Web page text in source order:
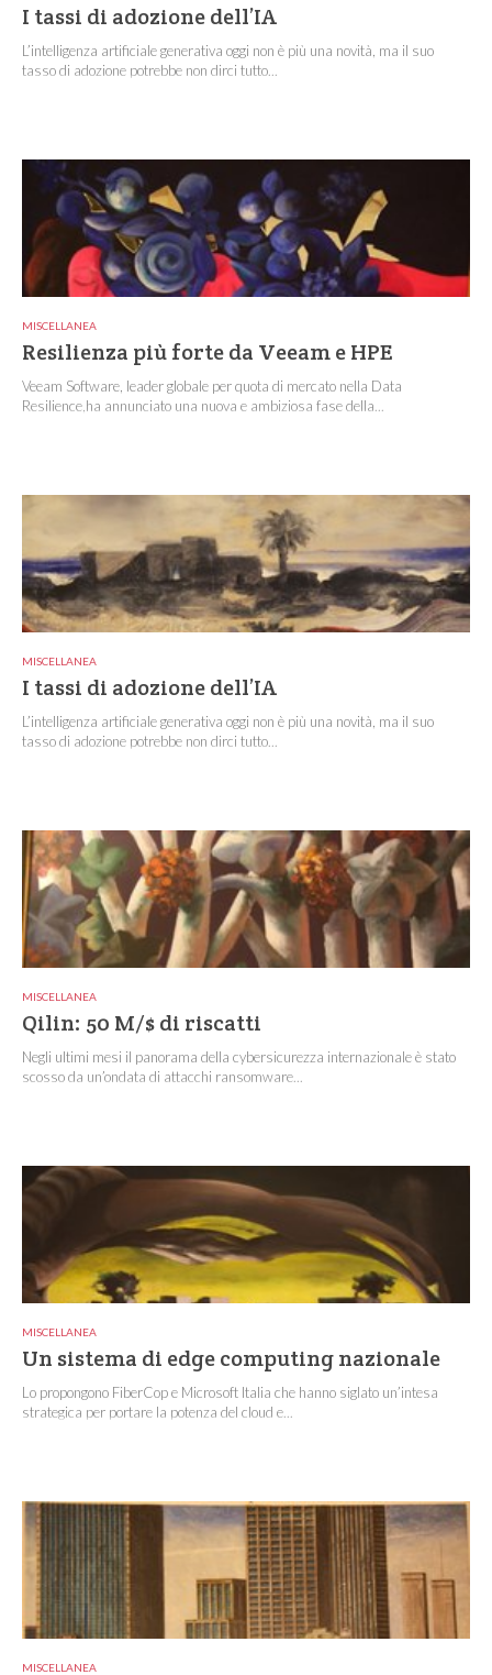
I tassi di adozione dell’IA
L’intelligenza artificiale generativa oggi non è più una novità, ma il suo
tasso di adozione potrebbe non dirci tutto...
MISCELLANEA
Resilienza più forte da Veeam e HPE
Veeam Software, leader globale per quota di mercato nella Data
Resilience,ha annunciato una nuova e ambiziosa fase della...
MISCELLANEA
I tassi di adozione dell’IA
L’intelligenza artificiale generativa oggi non è più una novità, ma il suo
tasso di adozione potrebbe non dirci tutto...
MISCELLANEA
Qilin: 50 M/$ di riscatti
Negli ultimi mesi il panorama della cybersicurezza internazionale è stato
scosso da un’ondata di attacchi ransomware...
MISCELLANEA
Un sistema di edge computing nazionale
Lo propongono FiberCop e Microsoft Italia che hanno siglato un’intesa
strategica per portare la potenza del cloud e...
MISCELLANEA